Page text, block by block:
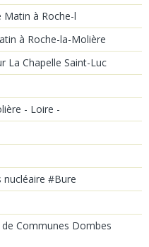
à Roche-l
à Roche-la-Molière
La Chapelle Saint-Luc
- Loire -
nucléaire #Bure
Communes Dombes